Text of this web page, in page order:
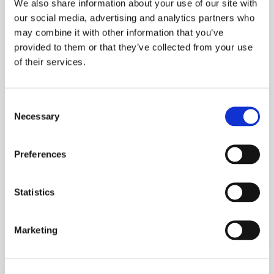
We also share information about your use of our site with
our social media, advertising and analytics partners who
may combine it with other information that you’ve
provided to them or that they’ve collected from your use
of their services.
Selection
Necessary
Preferences
Statistics
Marketing
BRILLANTE Y
AUDAZ
MYMINIGLASS TIPO VEGAN TE
ELECCIONES AUDACES COMO
UN DISEÑADOR PROFESIONAL,
CON LA VENTAJA AÑADIDA DE
QUE PUEDES CAMBIAR DE
OPINIÓN EN CUALQUIER